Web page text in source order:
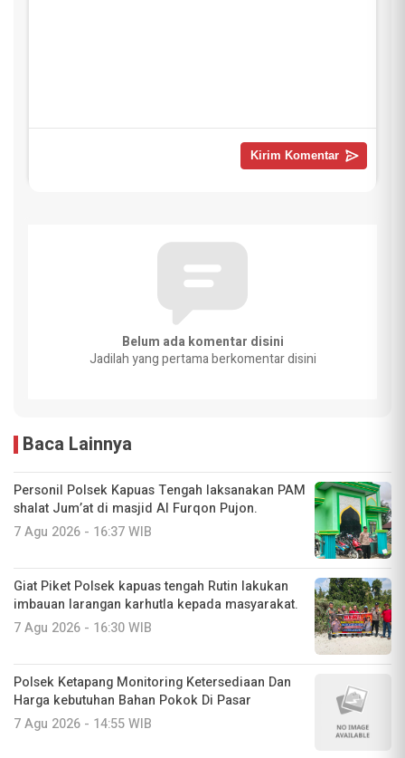
Belum ada komentar disini
Jadilah yang pertama berkomentar disini
Baca Lainnya
Personil Polsek Kapuas Tengah laksanakan PAM
shalat Jum’at di masjid Al Furqon Pujon.
7 Agu 2026 - 16:37 WIB
Giat Piket Polsek kapuas tengah Rutin lakukan
imbauan larangan karhutla kepada masyarakat.
7 Agu 2026 - 16:30 WIB
‎Polsek Ketapang Monitoring Ketersediaan Dan
Harga kebutuhan Bahan Pokok Di Pasar
7 Agu 2026 - 14:55 WIB